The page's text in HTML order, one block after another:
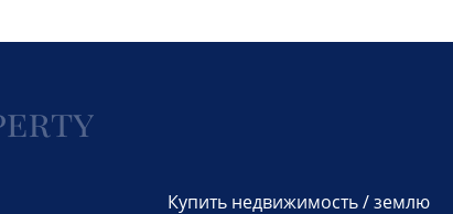
Купить недвижимость / землю